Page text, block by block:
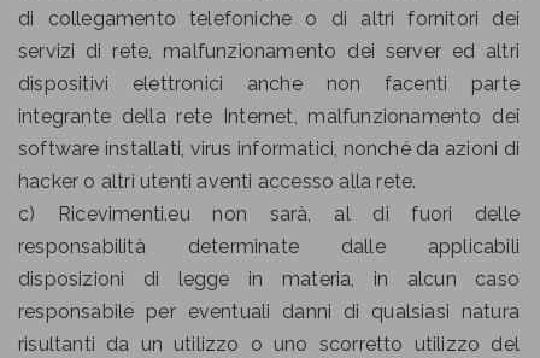
di collegamento telefoniche o di altri fornitori dei
servizi di rete, malfunzionamento dei server ed altri
dispositivi elettronici anche non facenti parte
integrante della rete Internet, malfunzionamento dei
software installati, virus informatici, nonché da azioni di
hacker o altri utenti aventi accesso alla rete.
c) Ricevimenti.eu non sarà, al di fuori delle
responsabilità determinate dalle applicabili
disposizioni di legge in materia, in alcun caso
responsabile per eventuali danni di qualsiasi natura
risultanti da un utilizzo o uno scorretto utilizzo del